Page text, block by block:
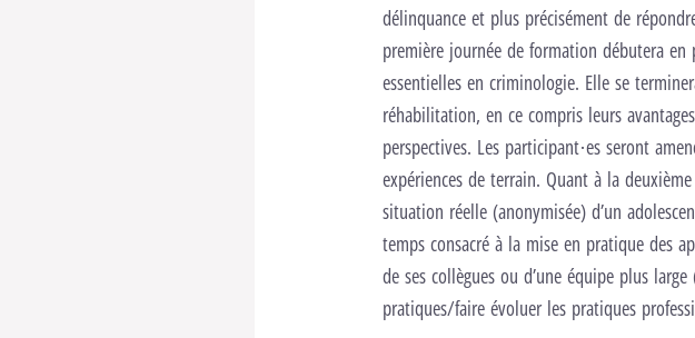
délinquance et plus précisément de
première journée de formation débutera
essentielles en criminologie. Elle se
réhabilitation, en ce compris leurs
perspectives. Les participant·es seront
expériences de terrain. Quant à la
situation réelle (anonymisée) d’un
temps consacré à la mise en pratique des
de ses collègues ou d’une équipe plus
pratiques/faire évoluer les pratiques